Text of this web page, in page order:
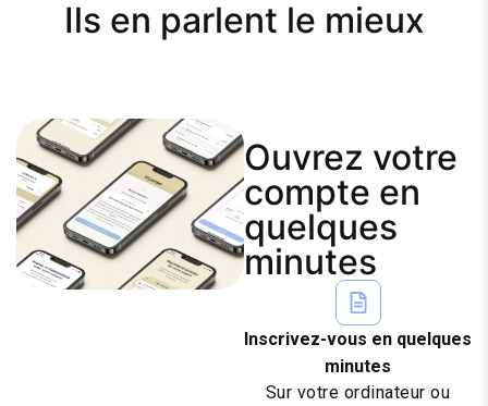
Ils en parlent le mieux
Ouvrez votre
compte en
quelques
minutes
Inscrivez-vous en quelques
minutes
Sur votre ordinateur ou